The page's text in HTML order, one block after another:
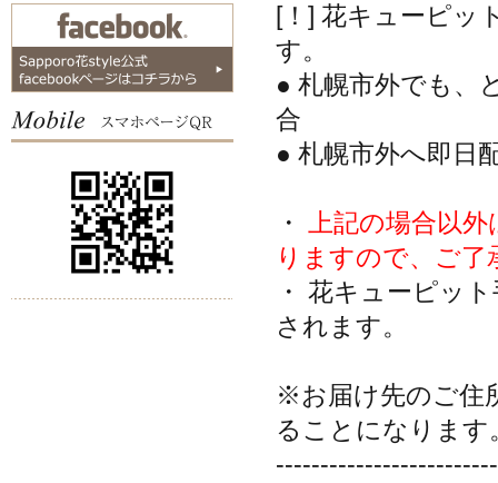
[！] 花キューピッ
す。
● 札幌市外でも、
合
● 札幌市外へ即日
・ 上記の場合以
りますので、ご了
・ 花キューピッ
されます。
※お届け先のご住
ることになります